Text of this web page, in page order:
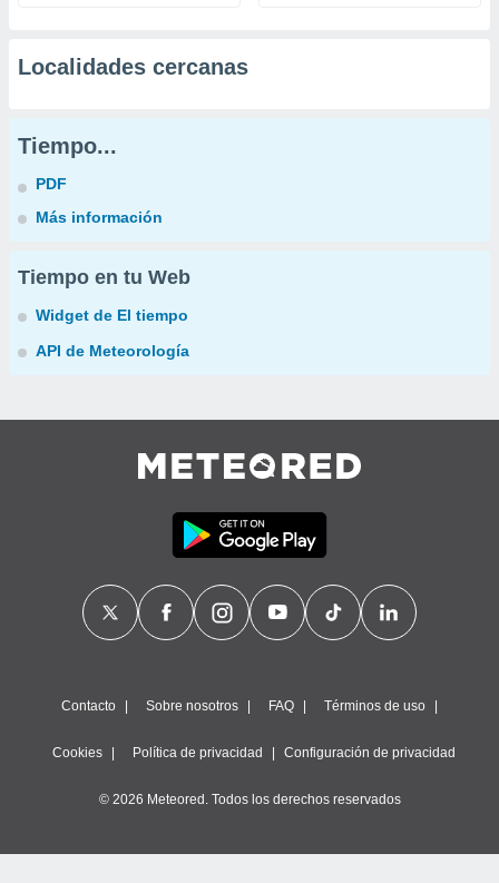
Localidades cercanas
Tiempo...
PDF
Más información
Tiempo en tu Web
Widget de El tiempo
API de Meteorología
Contacto Sobre nosotros FAQ Términos de uso
Cookies Política de privacidad Configuración de privacidad
© 2026 Meteored. Todos los derechos reservados